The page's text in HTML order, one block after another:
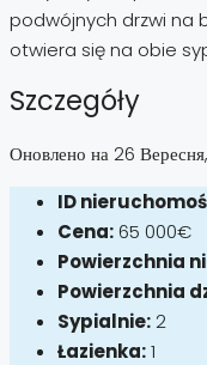
podwójnych drzwi na
otwiera się na obie
Szczegóły
Оновлено на 26
ID
Cena:65 000€
Powierzchnia
Powierzchnia
Sypialnie: 2
Łazienka:1